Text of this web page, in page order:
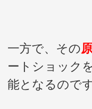
一方で、その
ートショック
能となるのです